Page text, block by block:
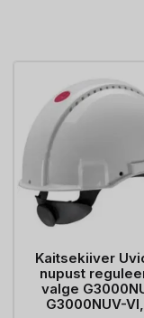
Kaitsekiiver
nupust
valge
G3000NUV-